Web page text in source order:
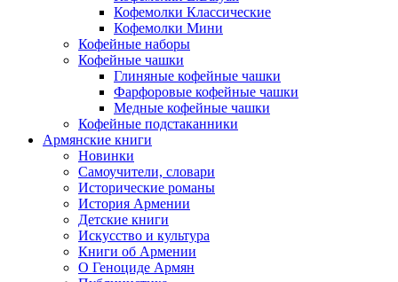
Кофемолки Классические
Кофемолки Мини
Кофейные наборы
Кофейные чашки
Глиняные кофейные чашки
Фарфоровые кофейные чашки
Медные кофейные чашки
Кофейные подстаканники
Армянские книги
Новинки
Самоучители, словари
Исторические романы
История Армении
Детские книги
Иcкусство и культура
Книги об Армении
О Геноциде Армян